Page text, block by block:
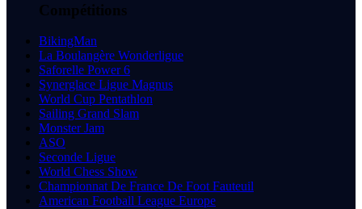
Compétitions
BikingMan
La Boulangère Wonderligue
Saforelle Power 6
Synerglace Ligue Magnus
World Cup Pentathlon
Sailing Grand Slam
Monster Jam
ASO
Seconde Ligue
World Chess Show
Championnat De France De Foot Fauteuil
American Football League Europe